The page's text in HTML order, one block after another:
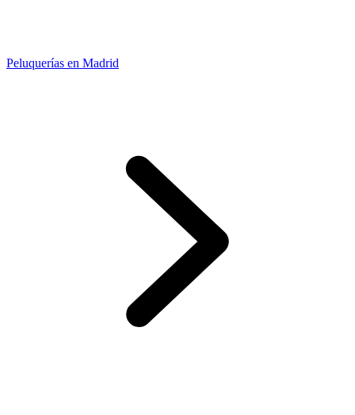
Peluquerías en Madrid